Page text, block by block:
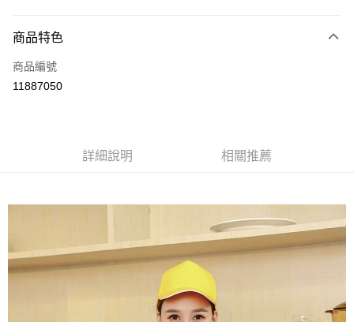
信用卡一次付款
運送方式
商品特色
商品編號
11887050
詳細說明 相關推薦